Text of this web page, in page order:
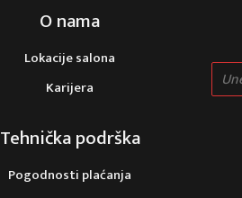
O nama
Lokacije salona
Karijera
Tehnička podrška
Pogodnosti plaćanja